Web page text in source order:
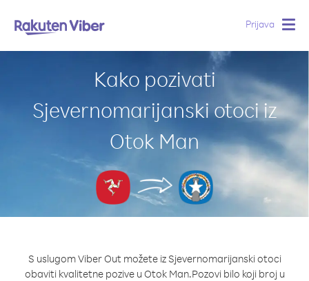
Prijava
Kako pozivati
Sjevernomarijanski otoci iz
Otok Man
S uslugom Viber Out možete iz Sjevernomarijanski otoci
obaviti kvalitetne pozive u Otok Man.Pozovi bilo koji broj u